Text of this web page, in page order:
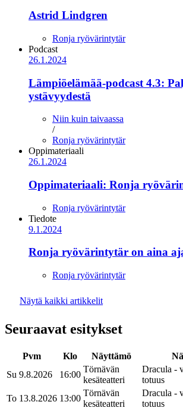
Astrid Lindgren
Ronja ryövärintytär
Podcast
26.1.2024
Lämpiöelämää-podcast 4.3:
ystävyydestä
Niin kuin taivaassa
/
Ronja ryövärintytär
Oppimateriaali
26.1.2024
Oppimateriaali: Ronja
Ronja ryövärintytär
Tiedote
9.1.2024
Ronja ryövärintytär on aina
Ronja ryövärintytär
Näytä kaikki artikkelit
Seuraavat esitykset
Pvm Klo Näyttämö
Su 9.8.2026
16:00
Törnävän
kesäteatteri
Dracula -
totuus
To 13.8.2026 13:00
Törnävän
kesäteatteri
Dracula -
totuus